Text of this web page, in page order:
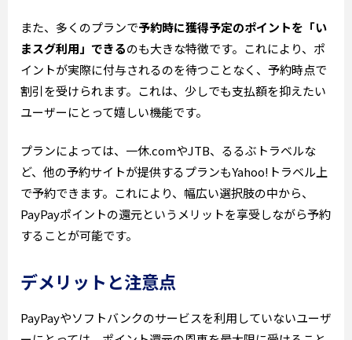
また、多くのプランで予約時に獲得予定のポイントを「い
まスグ利用」できるのも大きな特徴です。これにより、ポ
イントが実際に付与されるのを待つことなく、予約時点で
割引を受けられます。これは、少しでも支払額を抑えたい
ユーザーにとって嬉しい機能です。
プランによっては、一休.comやJTB、るるぶトラベルな
ど、他の予約サイトが提供するプランもYahoo!トラベル上
で予約できます。これにより、幅広い選択肢の中から、
PayPayポイントの還元というメリットを享受しながら予約
することが可能です。
デメリットと注意点
PayPayやソフトバンクのサービスを利用していないユーザ